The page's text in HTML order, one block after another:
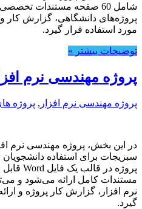
شامل 60 صفحه مستندات
پروژه‌های دانشگاهی، گزارش کار
مورد استفاده قرار گیرد.
توضیحات بیشتر »
پروژه مهندسی نرم
پروژه مهندسی نرم افزار , پروژه
در این بخش، پروژه مهندسی نرم
سبزیجات برای استفاده
مستندات کامل ارائه می‌شود و
نرم افزار، گزارش کار پروژه و
گیرد.